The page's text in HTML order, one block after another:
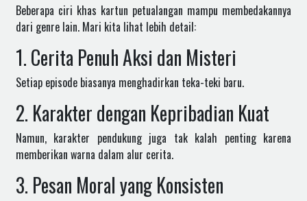
Beberapa ciri khas kartun petualangan mampu membedakannya
dari genre lain. Mari kita lihat lebih detail:
1. Cerita Penuh Aksi dan Misteri
Setiap episode biasanya menghadirkan teka-teki baru.
2. Karakter dengan Kepribadian Kuat
Namun, karakter pendukung juga tak kalah penting karena
memberikan warna dalam alur cerita.
3. Pesan Moral yang Konsisten